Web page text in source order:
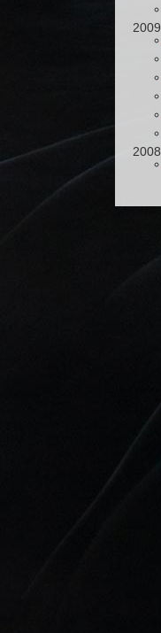
2009
2008